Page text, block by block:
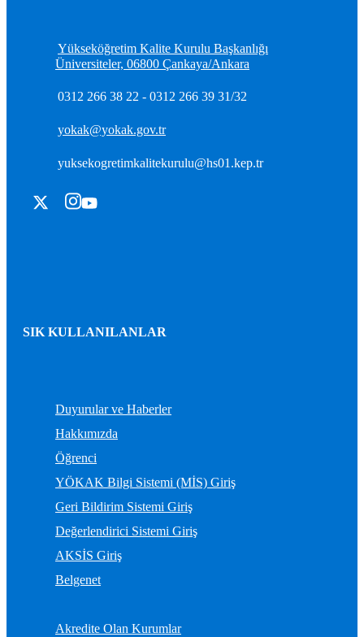
Yükseköğretim Kalite Kurulu Başkanlığı
Üniversiteler, 06800 Çankaya/Ankara
0312 266 38 22 - 0312 266 39 31/32
yokak@yokak.gov.tr
yuksekogretimkalitekurulu@hs01.kep.tr
SIK KULLANILANLAR
Duyurular ve Haberler
Hakkımızda
Öğrenci
YÖKAK Bilgi Sistemi (MİS) Giriş
Geri Bildirim Sistemi Giriş
Değerlendirici Sistemi Giriş
AKSİS Giriş
Belgenet
Akredite Olan Kurumlar